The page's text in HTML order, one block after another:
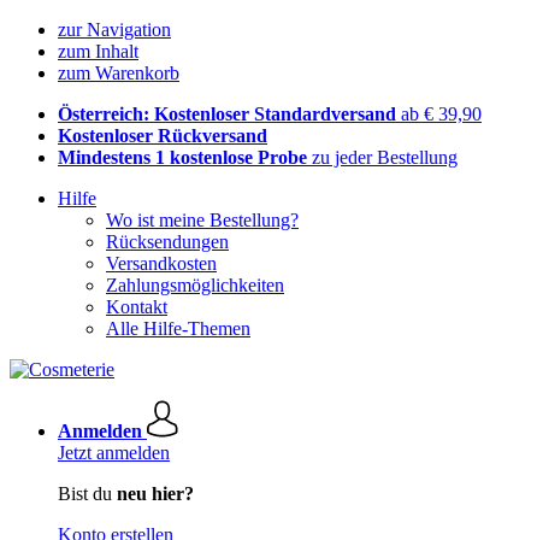
zur Navigation
zum Inhalt
zum Warenkorb
Österreich: Kostenloser Standardversand ab € 39,90
Kostenloser Rückversand
Mindestens 1 kostenlose Probe zu jeder Bestellung
Hilfe
Wo ist meine Bestellung?
Rücksendungen
Versandkosten
Zahlungsmöglichkeiten
Kontakt
Alle Hilfe-Themen
Anmelden
Jetzt anmelden
Bist du neu hier?
Konto erstellen